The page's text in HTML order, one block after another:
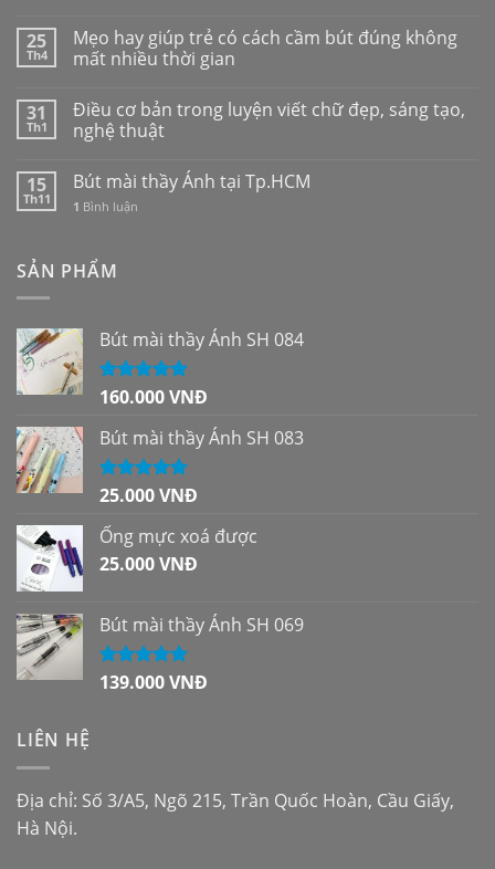
25
Th4
Mẹo hay giúp trẻ có cách cầm bút đúng không
mất nhiều thời gian
31
Th1
Điều cơ bản trong luyện viết chữ đẹp, sáng tạo,
nghệ thuật
15
Th11
Bút mài thầy Ánh tại Tp.HCM
1 Bình luận
SẢN PHẨM
Bút mài thầy Ánh SH 084
Được xếp
sao
160.000VNĐ
Bút mài thầy Ánh SH 083
Được xếp
sao
25.000VNĐ
Ống mực xoá được
25.000VNĐ
Bút mài thầy Ánh SH 069
Được xếp
139.000VNĐ
LIÊN HỆ
Địa chỉ: Số 3/A5, Ngõ 215, Trần Quốc Hoàn, Cầu Giấy,
Hà Nội.